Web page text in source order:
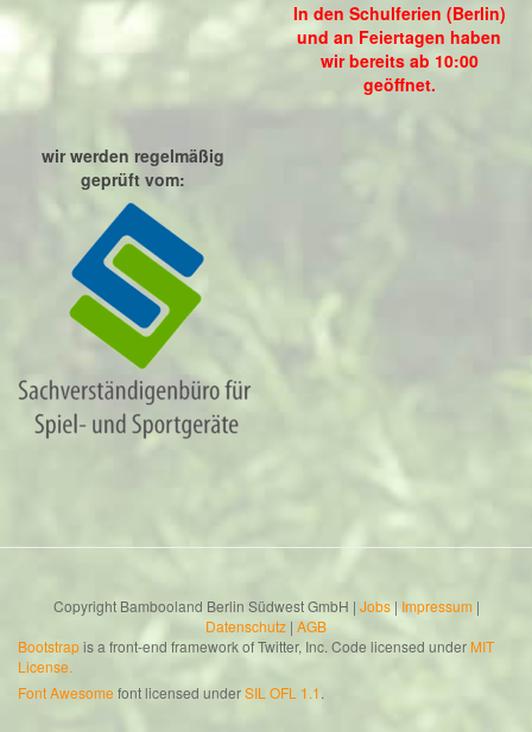
In den Schulferien (Berlin)
und an Feiertagen haben
wir bereits ab 10:00
geöffnet.
wir werden regelmäßig
geprüft vom:
Copyright Bambooland Berlin Südwest GmbH | Jobs| Impressum |
Datenschutz | AGB
Bootstrapis a front-end framework of Twitter, Inc. Code licensed under MIT
License.
Font Awesome font licensed underSIL OFL 1.1.